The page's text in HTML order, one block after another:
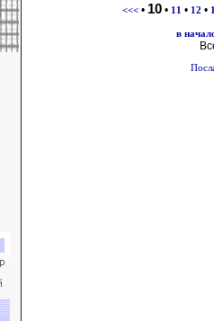
<<< • 10 • 11 • 12 •
в